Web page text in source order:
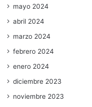
mayo 2024
abril 2024
marzo 2024
febrero 2024
enero 2024
diciembre 2023
noviembre 2023